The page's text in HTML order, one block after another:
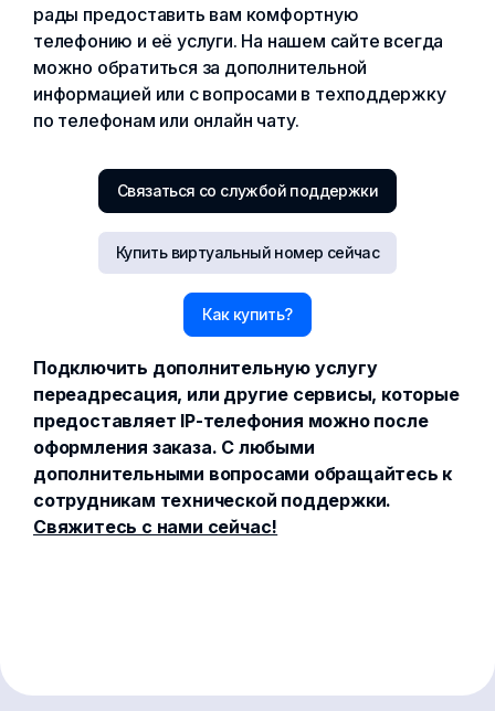
рады предоставить вам комфортную
телефонию и её услуги. На нашем сайте всегда
можно обратиться за дополнительной
информацией или с вопросами в техподдержку
по телефонам или онлайн чату.
Связаться со службой поддержки
Купить виртуальный номер сейчас
Как купить?
Подключить дополнительную услугу
переадресация, или другие сервисы, которые
предоставляет IP-телефония можно после
оформления заказа. С любыми
дополнительными вопросами обращайтесь к
сотрудникам технической поддержки.
Свяжитесь с нами сейчас!